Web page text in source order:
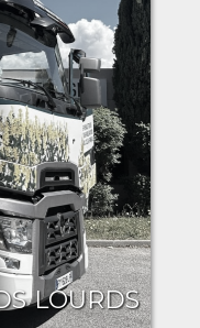
LOURDS